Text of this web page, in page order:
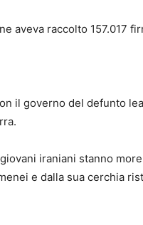
aveva raccolto 157.017
il governo del defunto
iraniani stanno
e dalla sua cerchia